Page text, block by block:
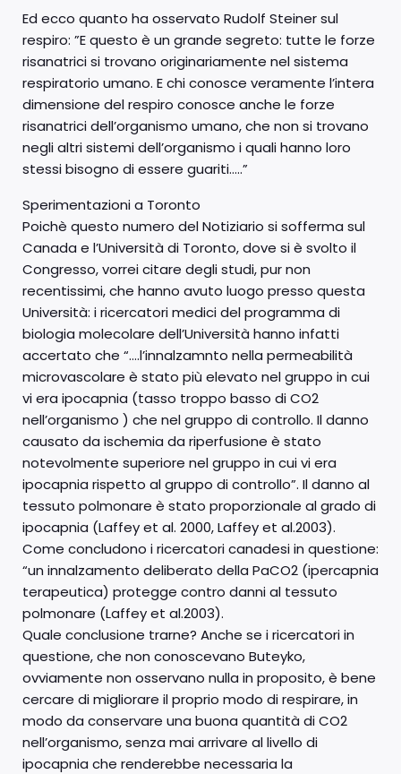
Ed ecco quanto ha osservato Rudolf Steiner sul
respiro: ”E questo è un grande segreto: tutte le forze
risanatrici si trovano originariamente nel sistema
respiratorio umano. E chi conosce veramente l’intera
dimensione del respiro conosce anche le forze
risanatrici dell’organismo umano, che non si trovano
negli altri sistemi dell’organismo i quali hanno loro
stessi bisogno di essere guariti…..”
Sperimentazioni a Toronto
Poichè questo numero del Notiziario si sofferma sul
Canada e l’Università di Toronto, dove si è svolto il
Congresso, vorrei citare degli studi, pur non
recentissimi, che hanno avuto luogo presso questa
Università: i ricercatori medici del programma di
biologia molecolare dell’Università hanno infatti
accertato che “….l’innalzamnto nella permeabilità
microvascolare è stato più elevato nel gruppo in cui
vi era ipocapnia (tasso troppo basso di CO2
nell’organismo ) che nel gruppo di controllo. Il danno
causato da ischemia da riperfusione è stato
notevolmente superiore nel gruppo in cui vi era
ipocapnia rispetto al gruppo di controllo”. Il danno al
tessuto polmonare è stato proporzionale al grado di
ipocapnia (Laffey et al. 2000, Laffey et al.2003).
Come concludono i ricercatori canadesi in questione:
“un innalzamento deliberato della PaCO2 (ipercapnia
terapeutica) protegge contro danni al tessuto
polmonare (Laffey et al.2003).
Quale conclusione trarne? Anche se i ricercatori in
questione, che non conoscevano Buteyko,
ovviamente non osservano nulla in proposito, è bene
cercare di migliorare il proprio modo di respirare, in
modo da conservare una buona quantità di CO2
nell’organismo, senza mai arrivare al livello di
ipocapnia che renderebbe necessaria la